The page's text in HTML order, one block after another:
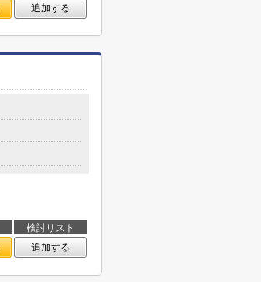
追加する
検討リスト
追加する